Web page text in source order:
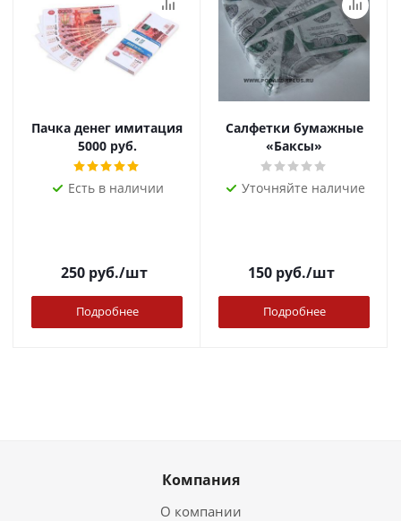
Пачка денег имитация
5000 руб.
Есть в наличии
250руб./шт
Подробнее
Салфетки бумажные
«Баксы»
Уточняйте наличие
150руб./шт
Подробнее
Компания
О компании